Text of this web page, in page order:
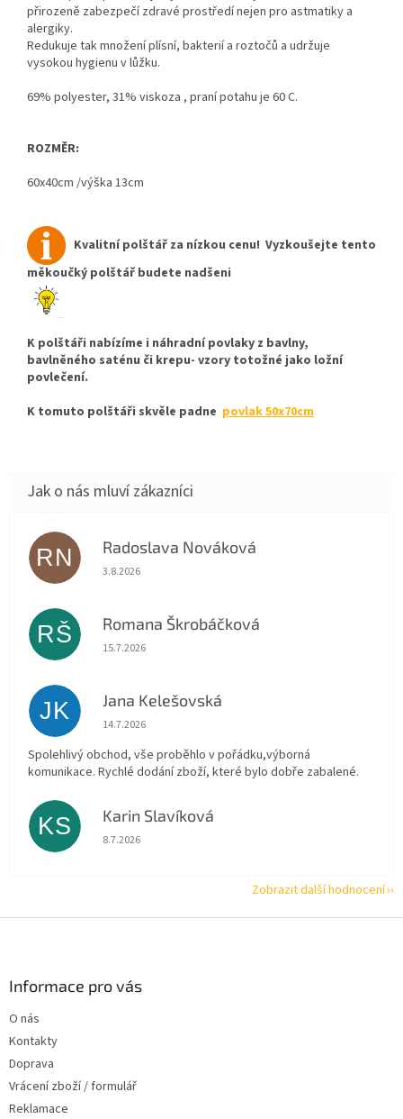
přirozeně zabezpečí zdravé prostředí nejen pro astmatiky a
alergiky.
Redukuje tak množení plísní, bakterií a roztočů a udržuje
vysokou hygienu v lůžku.
69% polyester, 31% viskoza , praní potahu je 60 C.
ROZMĚR:
60x40cm /výška 13cm
Kvalitní polštář za nízkou cenu! Vyzkoušejte tento
měkoučký polštář budete nadšeni
K polštáři nabízíme i náhradní povlaky z bavlny,
bavlněného saténu či krepu- vzory totožné jako ložní
povlečení.
K tomuto polštáři skvěle padne povlak 50x70cm
RN Radoslava Nováková
Hodnocení obchodu je 5 z 5 hvězdiček.
3.8.2026
RŠ Romana Škrobáčková
Hodnocení obchodu je 5 z 5 hvězdiček.
15.7.2026
JK Jana Kelešovská
Hodnocení obchodu je 5 z 5 hvězdiček.
14.7.2026
Spolehlivý obchod, vše proběhlo v pořádku,výborná
komunikace. Rychlé dodání zboží, které bylo dobře zabalené.
KS Karin Slavíková
Hodnocení obchodu je 5 z 5 hvězdiček.
8.7.2026
Zobrazit další hodnocení
Informace pro vás
O nás
Kontakty
Doprava
Vrácení zboží / formulář
Reklamace